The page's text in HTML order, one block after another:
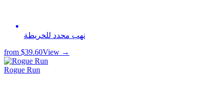
نهب محدد للخريطة
from $39.60View →
Rogue Run